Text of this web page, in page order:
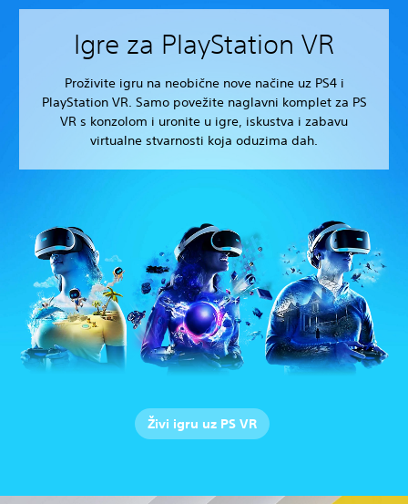
Igre za PlayStation VR
Proživite igru na neobične nove načine uz PS4 i
PlayStation VR. Samo povežite naglavni komplet za PS
VR s konzolom i uronite u igre, iskustva i zabavu
virtualne stvarnosti koja oduzima dah.
Živi igru uz PS VR